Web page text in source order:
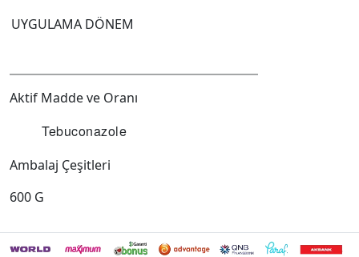
UYGULAMA DÖNEM
Aktif Madde ve Oranı
Tebuconazole
Ambalaj Çeşitleri
600 G